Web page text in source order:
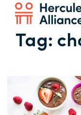
Tag: